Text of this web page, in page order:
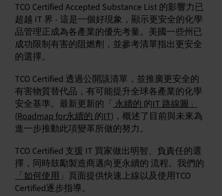
TCO Certified Accepted Substance List 的影響力已
超越 IT 界 - 這是一個好現象，顯示更安全的化學
品管理正成為各產業的優先考量。美國一些州已
成功限制有害的阻燃劑，並參考清單指出更安全
的選擇。
TCO Certified 透過公開該清單，並推廣更安全的
有害物質替代品，有可能提升全球各產業的化學
安全基準。最新更新的「 永續的 的IT 路線圖」
(Roadmap for永續的 的IT)，概述了目前與未來為
進一步推動此項變革所做的努力。
TCO Certified 支援 IT 買家做出明智、負責任的選
擇，同時鼓勵製造商邁向更永續的 流程。我們的
「如何使用 」頁面提供快速上線以及使用TCO
Certified逐步指導。